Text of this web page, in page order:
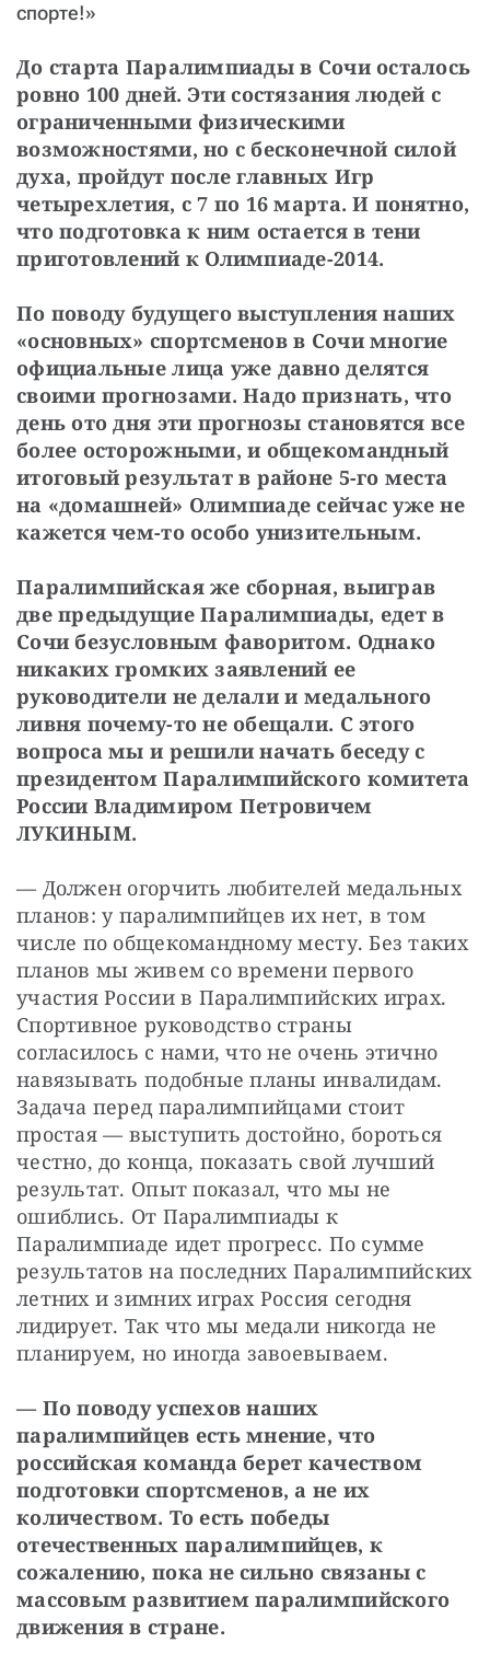
спорте!»
До старта Паралимпиады в Сочи осталось
ровно 100 дней. Эти состязания людей с
ограниченными физическими
возможностями, но с бесконечной силой
духа, пройдут после главных Игр
четырехлетия, с 7 по 16 марта. И понятно,
что подготовка к ним остается в тени
приготовлений к Олимпиаде-2014.
По поводу будущего выступления наших
«основных» спортсменов в Сочи многие
официальные лица уже давно делятся
своими прогнозами. Надо признать, что
день ото дня эти прогнозы становятся все
более осторожными, и общекомандный
итоговый результат в районе 5-го места
на «домашней» Олимпиаде сейчас уже не
кажется чем-то особо унизительным.
Паралимпийская же сборная, выиграв
две предыдущие Паралимпиады, едет в
Сочи безусловным фаворитом. Однако
никаких громких заявлений ее
руководители не делали и медального
ливня почему-то не обещали. С этого
вопроса мы и решили начать беседу с
президентом Паралимпийского комитета
России Владимиром Петровичем
ЛУКИНЫМ.
— Должен огорчить любителей медальных
планов: у паралимпийцев их нет, в том
числе по общекомандному месту. Без таких
планов мы живем со времени первого
участия России в Паралимпийских играх.
Спортивное руководство страны
согласилось с нами, что не очень этично
навязывать подобные планы инвалидам.
Задача перед паралимпийцами стоит
простая — выступить достойно, бороться
честно, до конца, показать свой лучший
результат. Опыт показал, что мы не
ошиблись. От Паралимпиады к
Паралимпиаде идет прогресс. По сумме
результатов на последних Паралимпийских
летних и зимних играх Россия сегодня
лидирует. Так что мы медали никогда не
планируем, но иногда завоевываем.
— По поводу успехов наших
паралимпийцев есть мнение, что
российская команда берет качеством
подготовки спортсменов, а не их
количеством. То есть победы
отечественных паралимпийцев, к
сожалению, пока не сильно связаны с
массовым развитием паралимпийского
движения в стране.